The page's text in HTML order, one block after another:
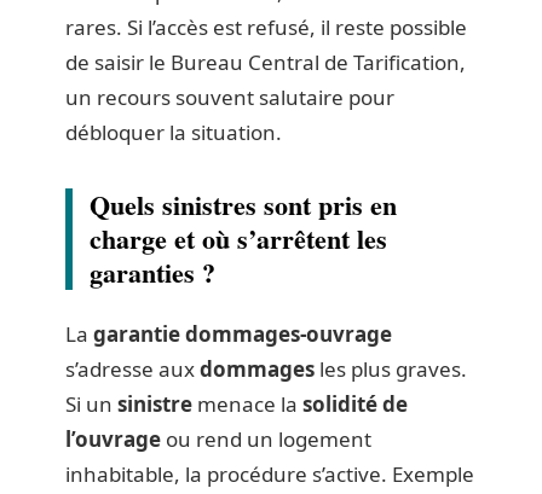
rares. Si l’accès est refusé, il reste possible
de saisir le Bureau Central de Tarification,
un recours souvent salutaire pour
débloquer la situation.
Quels sinistres sont pris en
charge et où s’arrêtent les
garanties ?
La garantie dommages-ouvrage
s’adresse auxdommages les plus graves.
Si un sinistre menace la solidité de
l’ouvrage ou rend un logement
inhabitable, la procédure s’active. Exemple